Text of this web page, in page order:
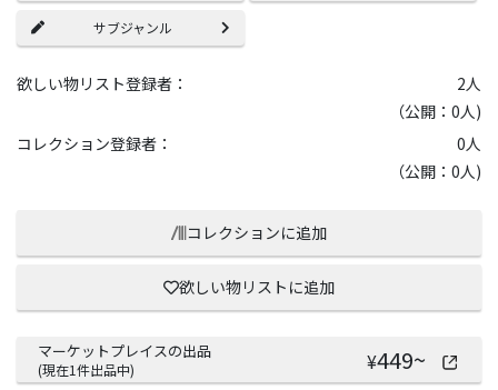
サブジャンル
欲しい物リスト登録者： 2人
（公開：0人)
コレクション登録者：
0人
（公開：0人)
コレクションに追加
欲しい物リストに追加
マーケットプレイスの出品
(現在1件出品中) ¥449~